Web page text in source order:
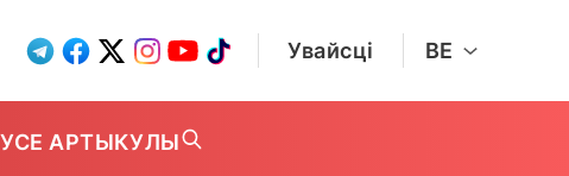
Увайсці BE
УСЕ АРТЫКУЛЫ